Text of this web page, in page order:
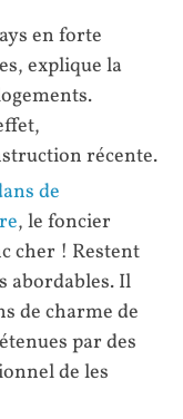
en forte
explique la
récente.
de
, le foncier
cher ! Restent
abordables. Il
de charme de
par des
de les